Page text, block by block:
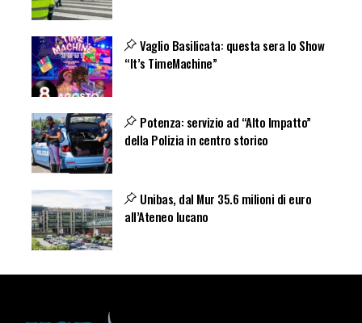
Vaglio Basilicata: questa sera lo Show
“It’s TimeMachine”
Potenza: servizio ad “Alto Impatto”
della Polizia in centro storico
Unibas, dal Mur 35.6 milioni di euro
all’Ateneo lucano